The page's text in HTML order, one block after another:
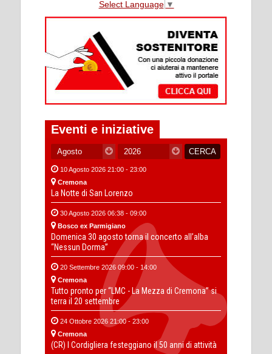
Select Language ▼
Eventi e iniziative
10 Agosto 2026 21:00 - 23:00
Cremona
La Notte di San Lorenzo
30 Agosto 2026 06:38 - 09:00
Bosco ex Parmigiano
Domenica 30 agosto torna il concerto all’alba
“Nessun Dorma”
20 Settembre 2026 09:00 - 14:00
Cremona
Tutto pronto per “LMC - La Mezza di Cremona” si
terra il 20 settembre
24 Ottobre 2026 21:00 - 23:00
Cremona
(CR) I Cordigliera festeggiano il 50 anni di attività